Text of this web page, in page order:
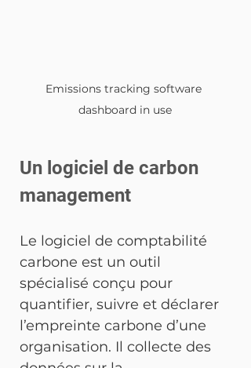
Emissions tracking software
dashboard in use
Un logiciel de carbon
management
Le logiciel de comptabilité
carbone est un outil
spécialisé conçu pour
quantifier, suivre et déclarer
l’empreinte carbone d’une
organisation. Il collecte des